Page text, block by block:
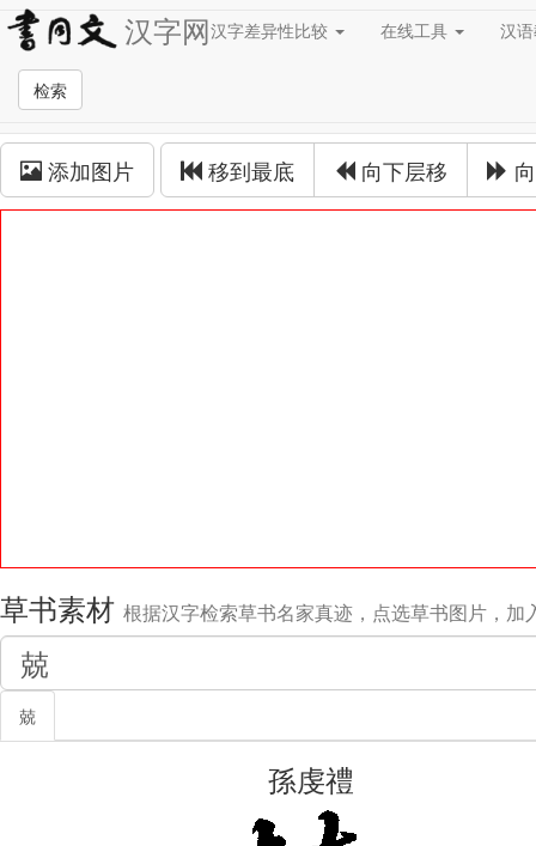
汉字网汉字差异性比较 在线工具 汉
检索
草书在线
添加图片 移到最底 向下层移
草书素材 根据汉字检索草书名家真迹，点选草书图片，加
兢
孫虔禮